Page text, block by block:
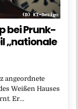
bei Prunk-
„nationale
angeordnete
Weißen Hauses
Er…